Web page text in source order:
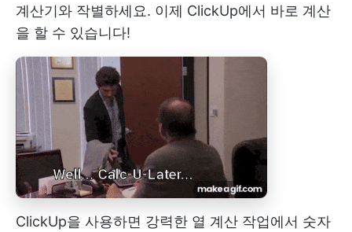
계산기와 작별하세요. 이제 ClickUp에서 바로 계산
을 할 수 있습니다!
ClickUp을 사용하면 강력한 열 계산 작업에서 숫자